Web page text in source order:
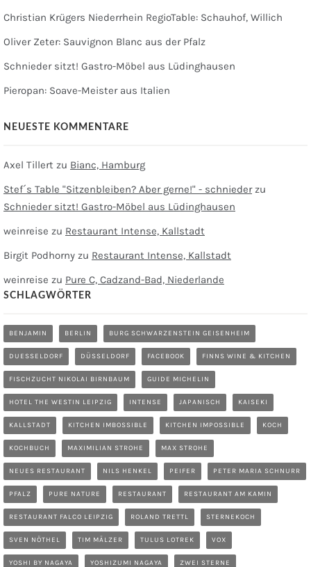
Christian Krügers Niederrhein RegioTable: Schauhof, Willich
Oliver Zeter: Sauvignon Blanc aus der Pfalz
Schnieder sitzt! Gastro-Möbel aus Lüdinghausen
Pieropan: Soave-Meister aus Italien
NEUESTE KOMMENTARE
Axel Tillert zu Bianc, Hamburg
Stef´s Table "Sitzenbleiben? Aber gerne!" - schniederzu
Schnieder sitzt! Gastro-Möbel aus Lüdinghausen
weinreise zu Restaurant Intense, Kallstadt
Birgit Podhorny zu Restaurant Intense, Kallstadt
weinreise zu Pure C, Cadzand-Bad, Niederlande
SCHLAGWÖRTER
BENJAMIN BERLIN BURG SCHWARZENSTEIN GEISENHEIM
DUESSELDORF DÜSSELDORF FACEBOOK FINNS WINE & KITCHEN
FISCHZUCHT NIKOLAI BIRNBAUM GUIDE MICHELIN
HOTEL THE WESTIN LEIPZIG INTENSE JAPANISCH KAISEKI
KALLSTADT KITCHEN IMBOSSIBLE KITCHEN IMPOSSIBLE KOCH
KOCHBUCH MAXIMILIAN STROHE MAX STROHE
NEUES RESTAURANT NILS HENKEL PEIFER PETER MARIA SCHNURR
PFALZ PURE NATURE RESTAURANT RESTAURANT AM KAMIN
RESTAURANT FALCO LEIPZIG ROLAND TRETTL STERNEKOCH
SVEN NÖTHEL TIM MÄLZER TULUS LOTREK VOX
YOSHI BY NAGAYA YOSHIZUMI NAGAYA ZWEI STERNE